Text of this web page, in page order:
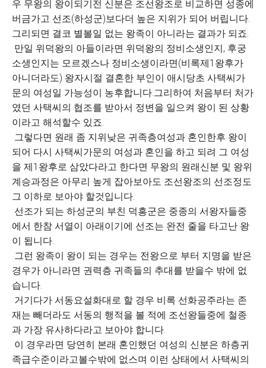
우 무왕의 왕이되기전 신분은 조선왕조로 비교하면 성종에
버금가고 선조(하성군)보다더 높은 지위가 되어 버립니다.
그리되면 결코 별볼일 없는 왕족이 아니라는 결과가 되죠.
만일 위덕왕의 아들이라면 위덕왕의 정비소생인지, 후궁
소생인지는 모르겠스나 정비소생이라면(비록제1왕후가
아니더라도) 왕자시절 결혼한 부인이 애시당초 사택씨가
문의 여성일 가능성이 농후합니다.그리하여 처음부터 처가
였던 사택씨의 협조를 받아서 정변을 일으켜 왕이 된 상황
이라고 해석할수 있죠.
그렇다면 원래 좀 지위낮은 귀족층여성과 혼인한후 왕이
되어 다시 사택씨가문의 여성과 혼인을 하고 되려 그 여성
을 제1왕후로 삼았다라고 한다면 무왕의 원래신분 및 왕위
계승과정은 아무리 높게 잡아보아도 조선왕조의 선조정도
그 이하로 보아야 할것입니다.
선조가 되는 하성군의 부친 덕흥군은 중종의 서왕자들중
에서 한참 서열이 아래이기에 선조는 완전 줄을 타고난 왕
이 됩니다.
그런 왕족이 왕이 되는 경우는 전왕으로 부터 지명을 받은
경우가 아니라면 권력층 귀족들의 추대를 받을수 밖에 없
습니다.
거기다가 서동요설화대로 할 경우 비록 선화공주라는 존
재는 빼더라도 서동의 행적을 볼 적에 조선왕들중에 철종
과 가장 유사하다라고 보아야 합니다.
이 경우라면 당연히 본래 혼인했던 여성의 신분은 하층귀
족급수준이라고볼수밖에 없스며 이런 상태에서 사택씨의